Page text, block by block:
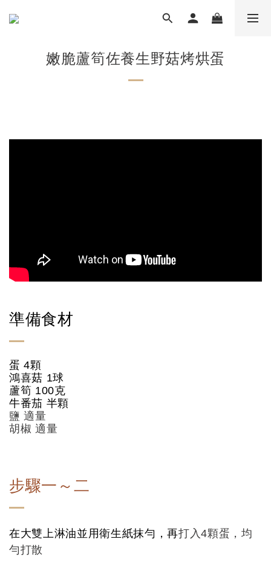
嫩脆蘆筍佐養生野菇烤烘蛋
準備食材
蛋 4顆
鴻喜菇 1球
蘆筍 100克
牛番茄 半顆
鹽 適量
胡椒 適量
步驟一～二
在大雙上淋油並用衛生紙抹勻，再打入4顆蛋，均
勻打散